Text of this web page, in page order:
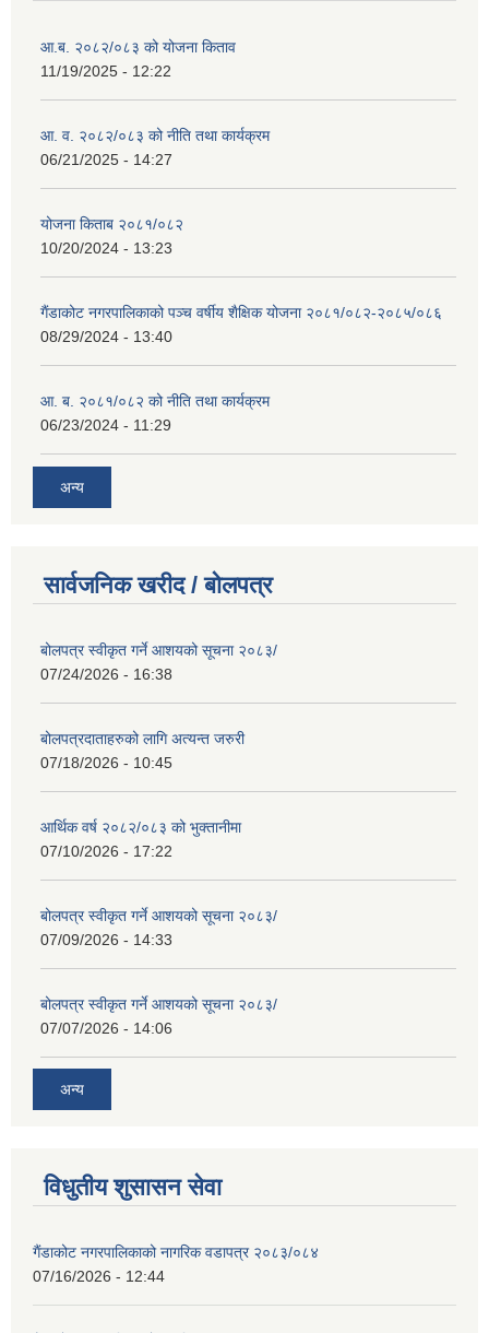
आ.ब. २०८२/०८३ को योजना किताव
11/19/2025 - 12:22
आ. व. २०८२/०८३ को नीति तथा कार्यक्रम
06/21/2025 - 14:27
योजना किताब २०८१/०८२
10/20/2024 - 13:23
गैंडाकोट नगरपालिकाको पञ्च वर्षीय शैक्षिक योजना २०८१/०८२-२०८५/०८६
08/29/2024 - 13:40
आ. ब. २०८१/०८२ को नीति तथा कार्यक्रम
06/23/2024 - 11:29
अन्य
सार्वजनिक खरीद / बोलपत्र
बोलपत्र स्वीकृत गर्ने आशयको सूचना २०८३/
07/24/2026 - 16:38
बोलपत्रदाताहरुको लागि अत्यन्त जरुरी
07/18/2026 - 10:45
आर्थिक वर्ष २०८२/०८३ को भुक्तानीमा
07/10/2026 - 17:22
बोलपत्र स्वीकृत गर्ने आशयको सूचना २०८३/
07/09/2026 - 14:33
बोलपत्र स्वीकृत गर्ने आशयको सूचना २०८३/
07/07/2026 - 14:06
अन्य
विधुतीय शुसासन सेवा
गैंडाकोट नगरपालिकाको नागरिक वडापत्र २०८३/०८४
07/16/2026 - 12:44